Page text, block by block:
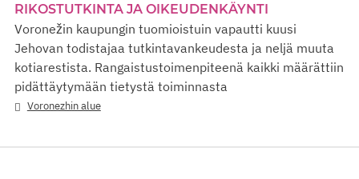
RIKOSTUTKINTA JA OIKEUDENKÄYNTI
Voronežin kaupungin tuomioistuin vapautti kuusi
Jehovan todistajaa tutkintavankeudesta ja neljä muuta
kotiarestista. Rangaistustoimenpiteenä kaikki määrättiin
pidättäytymään tietystä toiminnasta
Voronezhin alue